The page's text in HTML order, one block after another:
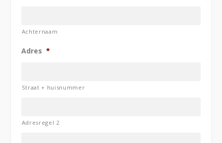
Achternaam
Adres *
Straat + huisnummer
Adresregel 2